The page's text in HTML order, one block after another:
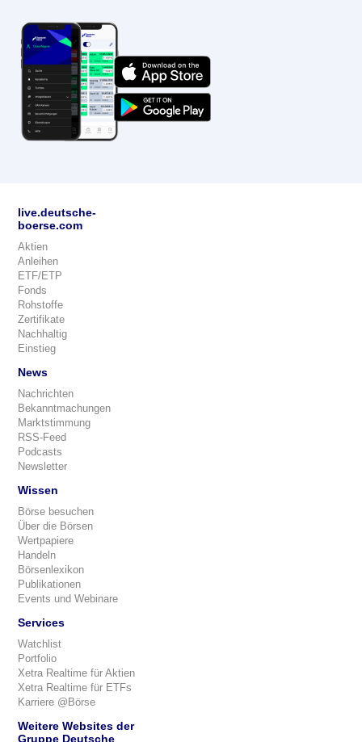
live.deutsche-
boerse.com
Aktien
Anleihen
ETF/ETP
Fonds
Rohstoffe
Zertifikate
Nachhaltig
Einstieg
News
Nachrichten
Bekanntmachungen
Marktstimmung
RSS-Feed
Podcasts
Newsletter
Wissen
Börse besuchen
Über die Börsen
Wertpapiere
Handeln
Börsenlexikon
Publikationen
Events und Webinare
Services
Watchlist
Portfolio
Xetra Realtime für Aktien
Xetra Realtime für ETFs
Karriere @Börse
Weitere Websites der
Gruppe Deutsche